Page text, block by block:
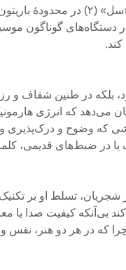
دستگاه‌های گوناگون
بلکه در طنین شفاف و
که وضوح و درک‌پذیری
در ضبط‌های قدیمی،
شجریان، تسلط او بر
بی‌آنکه کیفیت صدا یا
که در هر دو هنر، نفس